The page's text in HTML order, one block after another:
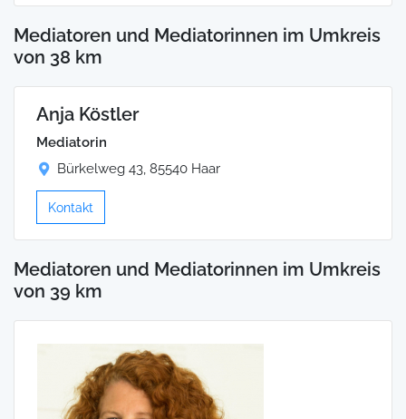
Mediatoren und Mediatorinnen im Umkreis
von 38 km
Anja Köstler
Mediatorin
Bürkelweg 43, 85540 Haar
Kontakt
Mediatoren und Mediatorinnen im Umkreis
von 39 km